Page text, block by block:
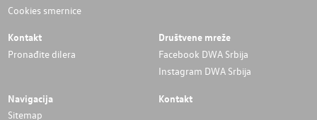
Cookies smernice
Kontakt
Pronađite dilera
Društvene mreže
Facebook DWA Srbija
Instagram DWA Srbija
Navigacija
Sitemap
Kontakt